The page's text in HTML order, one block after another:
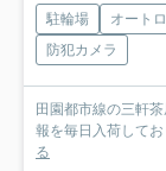
駐輪場 オート
防犯カメラ
田園都市線の三軒
報を毎日入荷して
る